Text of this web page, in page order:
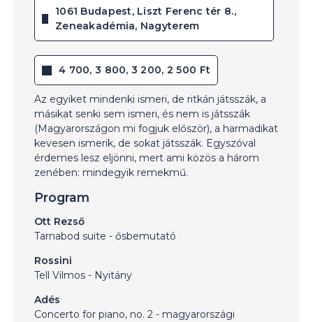
1061 Budapest, Liszt Ferenc tér 8.,
Zeneakadémia, Nagyterem
4 700, 3 800, 3 200, 2 500 Ft
Az egyiket mindenki ismeri, de ritkán játsszák, a
másikat senki sem ismeri, és nem is játsszák
(Magyarországon mi fogjuk először), a harmadikat
kevesen ismerik, de sokat játsszák. Egyszóval
érdemes lesz eljönni, mert ami közös a három
zenében: mindegyik remekmű.
Program
Ott Rezső
Tarnabod suite - ősbemutató
Rossini
Tell Vilmos - Nyitány
Adés
Concerto for piano, no. 2 - magyarországi